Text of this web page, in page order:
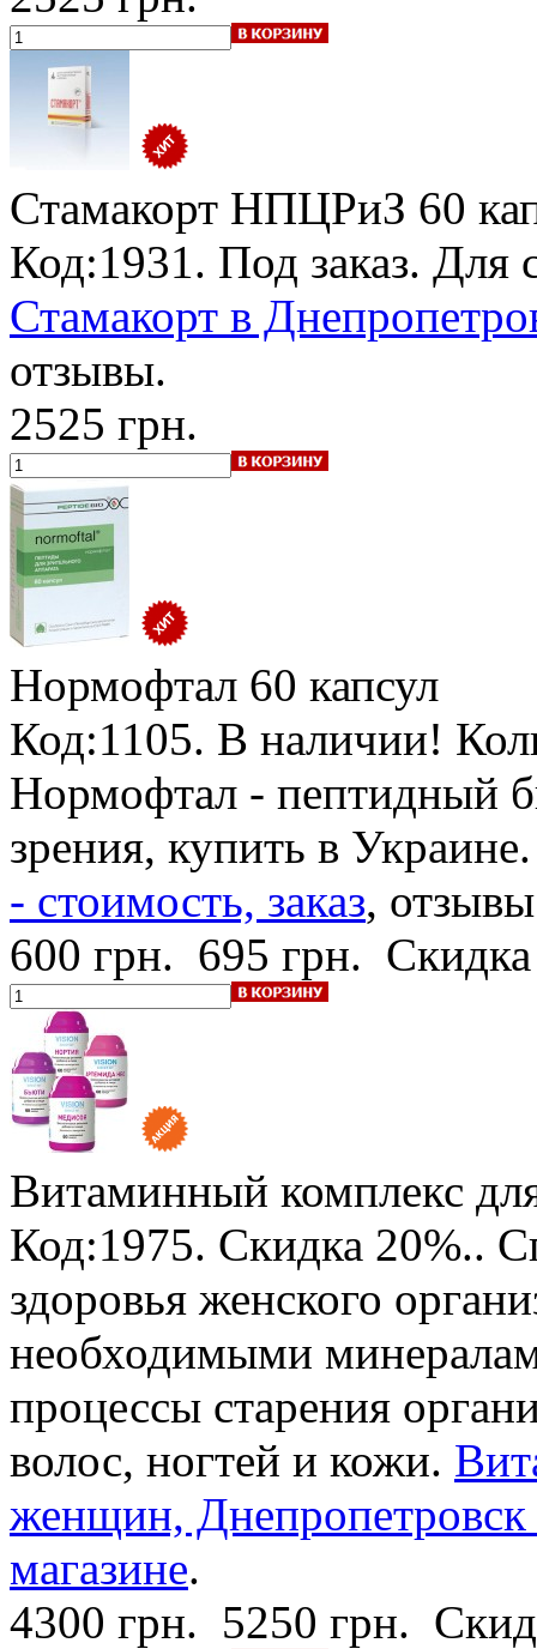
Стамакорт НПЦРиЗ 60
Код:1931. Под заказ. Для
Стамакорт в
отзывы.
2525 грн.
Нормофтал 60 капсул
Код:1105. B наличии!
Нормофтал - пептидный
зрения, купить в
- стоимость, заказ,
600 грн. 695 грн.
Витаминный комплекс
Код:1975. Скидка 20%..
здоровья женского
необходимыми
процессы старения
волос, ногтей и кожи.
женщин,
магазине.
4300 грн. 5250 грн.